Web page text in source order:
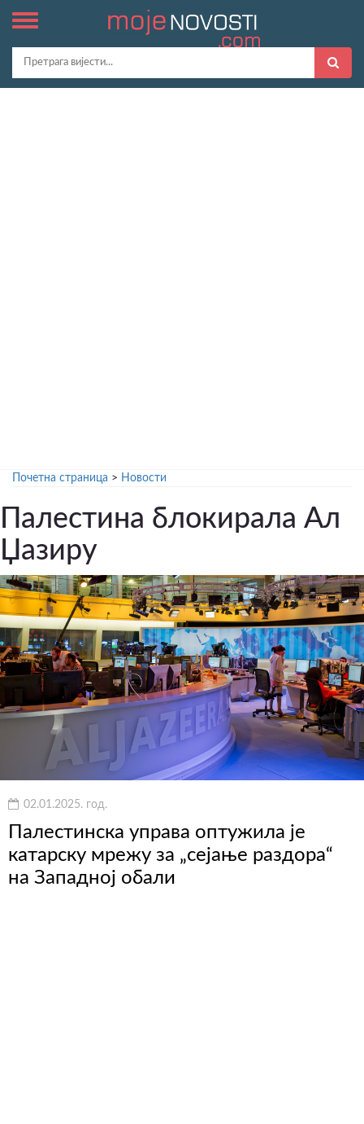
Почетна страница > Новости
Палестина блокирала Ал
Џазиру
02.01.2025. год.
Палестинска управа оптужила је
катарску мрежу за „сејање раздора“
на Западној обали